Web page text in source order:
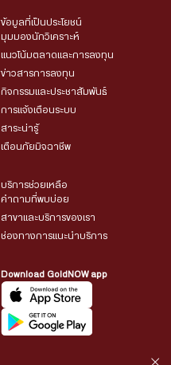
ข้อมูลที่เป็นประโยชน์
มุมมองนักวิเคราะห์
แนวโน้มตลาดและการลงทุน
ข่าวสารการลงทุน
กิจกรรมและประชาสัมพันธ์
การแจ้งเตือนระบบ
สาระน่ารู้
เตือนภัยมิจฉาชีพ
บริการช่วยเหลือ
คำถามที่พบบ่อย
สาขาและบริการของเรา
ช่องทางการแนะนำบริการ
Download GoldNOW app